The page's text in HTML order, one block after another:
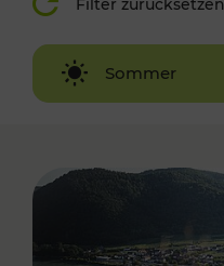
Filter zurücksetzen
Sommer
Winter